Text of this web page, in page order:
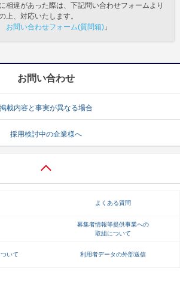
相違があった際は、下記問い合わせフォームより
上、対応いたします。
お問い合わせフォーム(質問箱) 」
お問い合わせ
掲載内容と事実が異なる場合
採用検討中の企業様へ
よくある質問
募集者情報等提供事業への
取組について
いて 利用者データの外部送信